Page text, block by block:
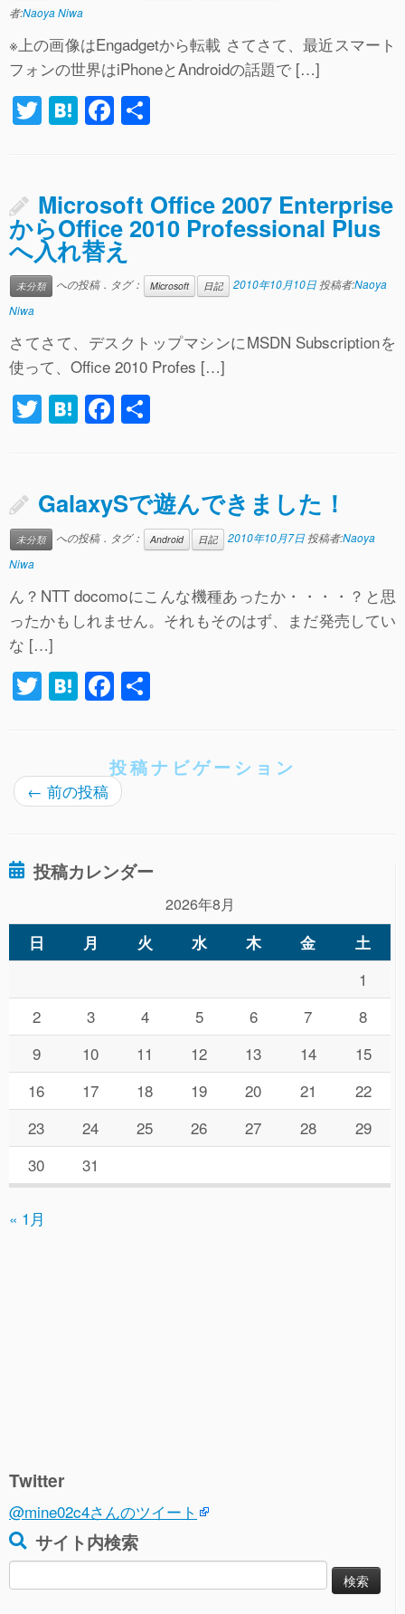
o
k
者:Naoya Niwa
※上の画像はEngadgetから転載 さてさて、最近スマート
フォンの世界はiPhoneとAndroidの話題で […]
T
er
H
n
a
F
e
b
o
o
Microsoft Office 2007 Enterprise
からOffice 2010 Professional Plus
へ入れ替え
未分類 への投稿．タグ： Microsoft 日記 2010年10月10日 投稿者:Naoya
Niwa
さてさて、デスクトップマシンにMSDN Subscriptionを
使って、Office 2010 Profes […]
T
wi
er
H
at
n
a
F
a
e
b
o
o
k
GalaxySで遊んできました！
未分類 への投稿．タグ： Android 日記 2010年10月7日 投稿者:Naoya
Niwa
ん？NTT docomoにこんな機種あったか・・・・？と思
ったかもしれません。それもそのはず、まだ発売してい
な […]
T
wi
er
H
at
n
a
F
a
e
b
o
k
投稿ナビゲーション
← 前の投稿
投稿カレンダー
2026年8月
日 月 火 水 木 金 土
1
2
3 4 5 6 7
8
9
10 11 12 13 14
15
16
17 18 19 20 21
22
23
24 25 26 27 28
29
30
31
« 1月
Twitter
@mine02c4さんのツイート
サイト内検索
索: